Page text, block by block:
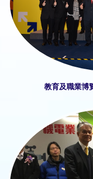
感謝您一直以
您的閱讀與回饋
教育及職業博